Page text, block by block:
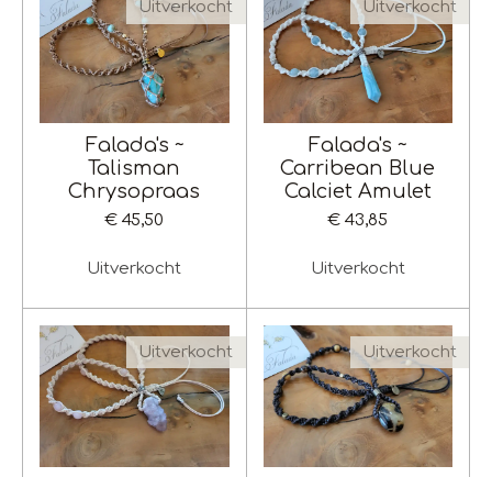
Uitverkocht
Falada's ~
Talisman
Chrysopraas
€ 45,50
Uitverkocht
Uitverkocht
Falada's ~
Carribean Blue
Calciet Amulet
€ 43,85
Uitverkocht
Uitverkocht Uitverkocht